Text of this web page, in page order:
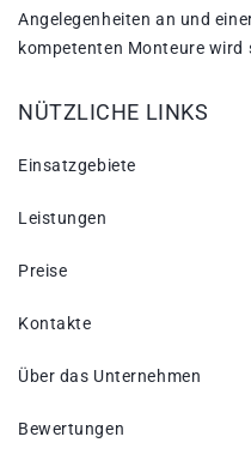
Angelegenheiten an und
kompetenten Monteure wird
NÜTZLICHE LINKS
Einsatzgebiete
Leistungen
Preise
Kontakte
Über das Unternehmen
Bewertungen